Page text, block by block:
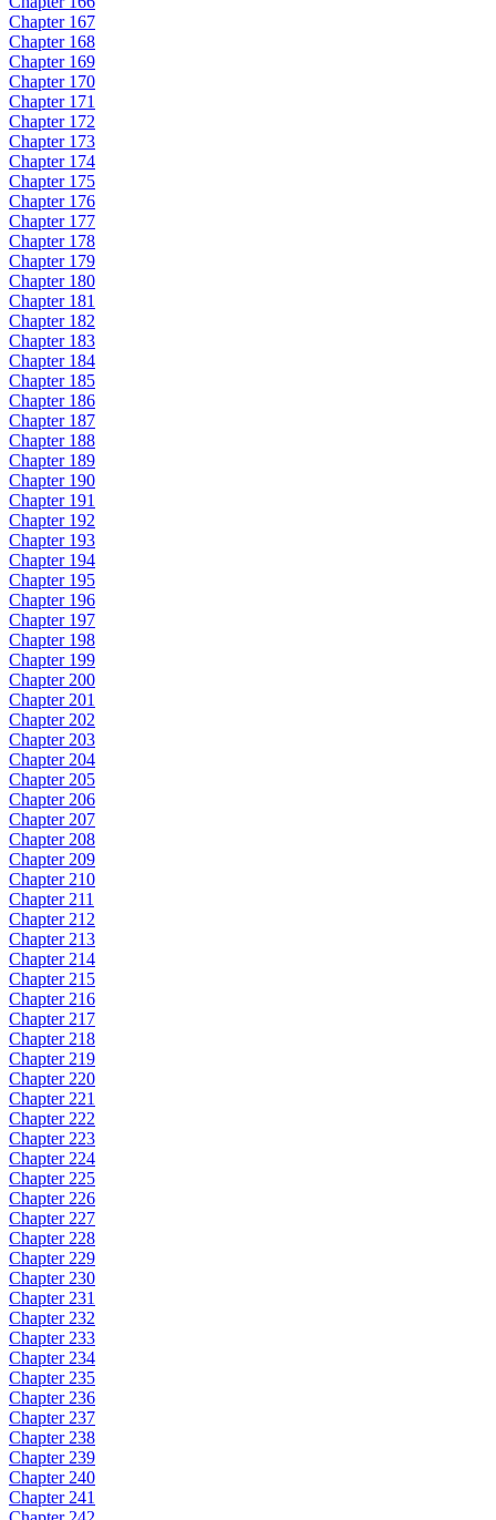
Chapter 167
Chapter 168
Chapter 169
Chapter 170
Chapter 171
Chapter 172
Chapter 173
Chapter 174
Chapter 175
Chapter 176
Chapter 177
Chapter 178
Chapter 179
Chapter 180
Chapter 181
Chapter 182
Chapter 183
Chapter 184
Chapter 185
Chapter 186
Chapter 187
Chapter 188
Chapter 189
Chapter 190
Chapter 191
Chapter 192
Chapter 193
Chapter 194
Chapter 195
Chapter 196
Chapter 197
Chapter 198
Chapter 199
Chapter 200
Chapter 201
Chapter 202
Chapter 203
Chapter 204
Chapter 205
Chapter 206
Chapter 207
Chapter 208
Chapter 209
Chapter 210
Chapter 211
Chapter 212
Chapter 213
Chapter 214
Chapter 215
Chapter 216
Chapter 217
Chapter 218
Chapter 219
Chapter 220
Chapter 221
Chapter 222
Chapter 223
Chapter 224
Chapter 225
Chapter 226
Chapter 227
Chapter 228
Chapter 229
Chapter 230
Chapter 231
Chapter 232
Chapter 233
Chapter 234
Chapter 235
Chapter 236
Chapter 237
Chapter 238
Chapter 239
Chapter 240
Chapter 241